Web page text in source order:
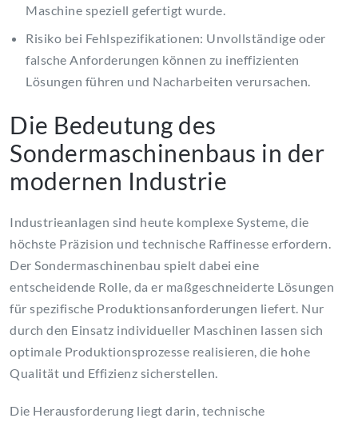
Maschine speziell gefertigt wurde.
Risiko bei Fehlspezifikationen: Unvollständige oder
falsche Anforderungen können zu ineffizienten
Lösungen führen und Nacharbeiten verursachen.
Die Bedeutung des
Sondermaschinenbaus in der
modernen Industrie
Industrieanlagen sind heute komplexe Systeme, die
höchste Präzision und technische Raffinesse erfordern.
Der Sondermaschinenbau spielt dabei eine
entscheidende Rolle, da er maßgeschneiderte Lösungen
für spezifische Produktionsanforderungen liefert. Nur
durch den Einsatz individueller Maschinen lassen sich
optimale Produktionsprozesse realisieren, die hohe
Qualität und Effizienz sicherstellen.
Die Herausforderung liegt darin, technische